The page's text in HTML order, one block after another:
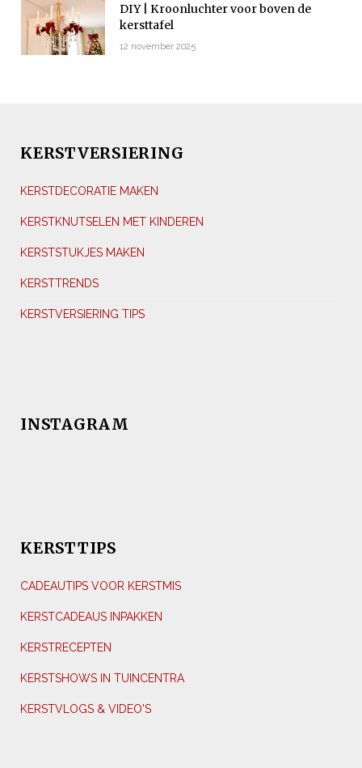
DIY | Kroonluchter voor boven de
kersttafel
12 november 2025
KERSTVERSIERING
KERSTDECORATIE MAKEN
KERSTKNUTSELEN MET KINDEREN
KERSTSTUKJES MAKEN
KERSTTRENDS
KERSTVERSIERING TIPS
INSTAGRAM
KERSTTIPS
CADEAUTIPS VOOR KERSTMIS
KERSTCADEAUS INPAKKEN
KERSTRECEPTEN
KERSTSHOWS IN TUINCENTRA
KERSTVLOGS & VIDEO'S